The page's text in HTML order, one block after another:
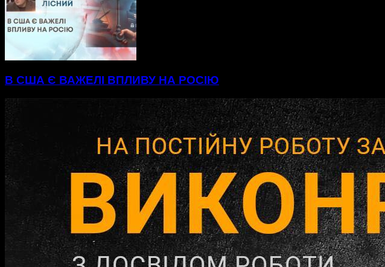
В США Є ВАЖЕЛІ ВПЛИВУ НА РОСІЮ